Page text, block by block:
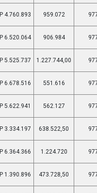
4.760.893 959.072
6.520.064 906.984
5.525.737 1.227.744,00
6.678.516 551.616
5.622.941 562.127
3.334.197 638.522,50
6.364.366 1.224.720
1.390.896 473.728,50